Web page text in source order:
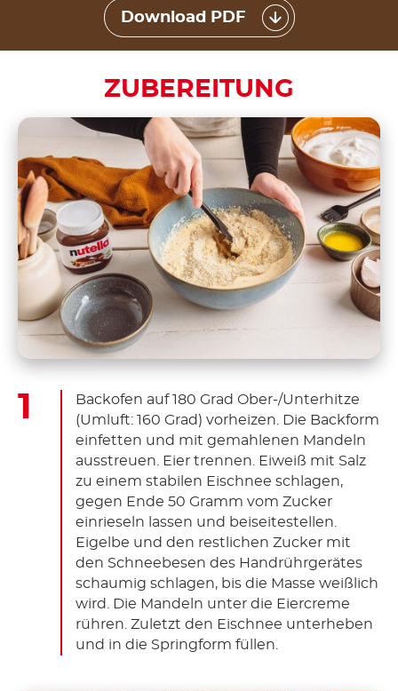
Download PDF
ZUBEREITUNG
Backofen auf 180 Grad Ober-/Unterhitze
(Umluft: 160 Grad) vorheizen. Die Backform
einfetten und mit gemahlenen Mandeln
ausstreuen. Eier trennen. Eiweiß mit Salz
zu einem stabilen Eischnee schlagen,
gegen Ende 50 Gramm vom Zucker
einrieseln lassen und beiseitestellen.
Eigelbe und den restlichen Zucker mit
den Schneebesen des Handrührgerätes
schaumig schlagen, bis die Masse weißlich
wird. Die Mandeln unter die Eiercreme
rühren. Zuletzt den Eischnee unterheben
und in die Springform füllen.